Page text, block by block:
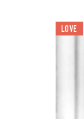
LOVE